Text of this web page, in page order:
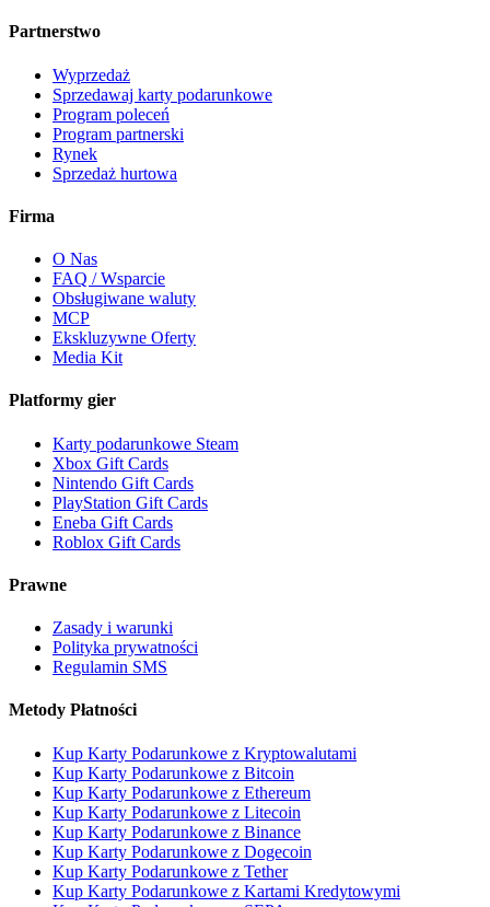
Partnerstwo
Wyprzedaż
Sprzedawaj karty podarunkowe
Program poleceń
Program partnerski
Rynek
Sprzedaż hurtowa
Firma
O Nas
FAQ / Wsparcie
Obsługiwane waluty
MCP
Ekskluzywne Oferty
Media Kit
Platformy gier
Karty podarunkowe Steam
Xbox Gift Cards
Nintendo Gift Cards
PlayStation Gift Cards
Eneba Gift Cards
Roblox Gift Cards
Prawne
Zasady i warunki
Polityka prywatności
Regulamin SMS
Metody Płatności
Kup Karty Podarunkowe z Kryptowalutami
Kup Karty Podarunkowe z Bitcoin
Kup Karty Podarunkowe z Ethereum
Kup Karty Podarunkowe z Litecoin
Kup Karty Podarunkowe z Binance
Kup Karty Podarunkowe z Dogecoin
Kup Karty Podarunkowe z Tether
Kup Karty Podarunkowe z Kartami Kredytowymi